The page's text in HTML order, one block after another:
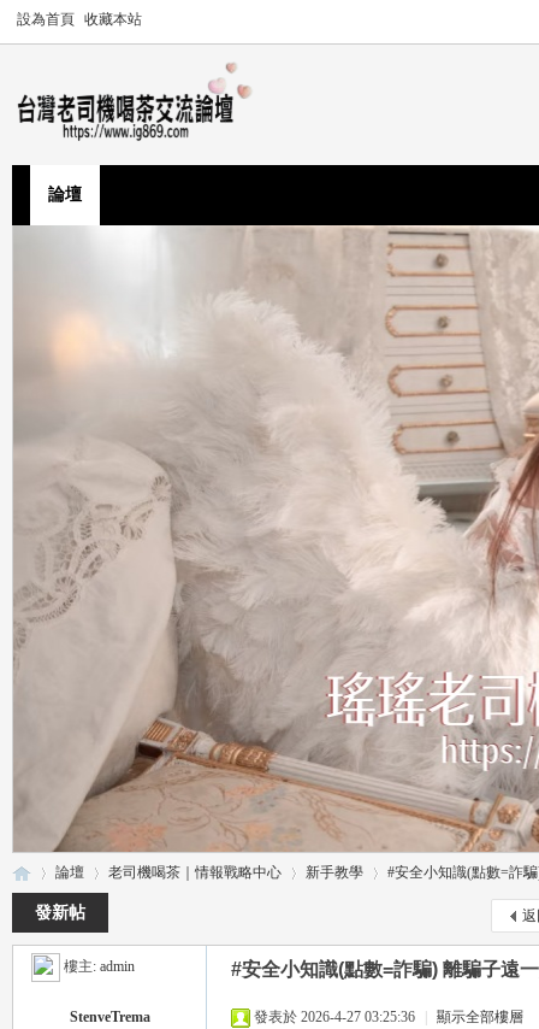
設為首頁 收藏本站
論壇
»
論壇
›
老司機喝茶｜情報戰略中心
›
新手教學
›
#安全小知識(點數=詐
發新帖
樓主: admin #安全小知識(點數=詐騙) 離騙子遠
StenveTrema 發表於 2026-4-27 03:25:36 顯示全部樓層